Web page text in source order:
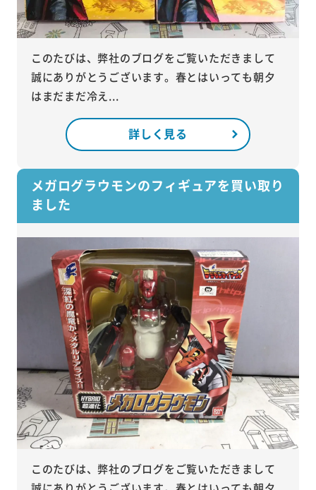
このたびは、弊社のブログをご覧いただきまして
誠にありがとうございます。春とはいっても朝夕
はまだまだ冷え...
詳しく見る
メガログラウモンのフィギュアを買い取り
ました
このたびは、弊社のブログをご覧いただきまして